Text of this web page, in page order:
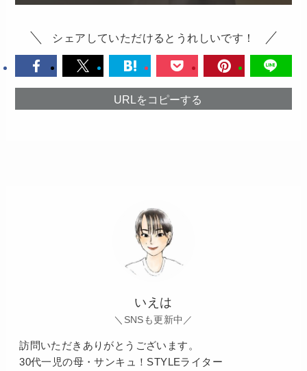
シェアしていただけるとうれしいです！
URLをコピーする
いえは
＼SNSも更新中／
訪問いただきありがとうございます。
30代一児の母・サンキュ！STYLEライター